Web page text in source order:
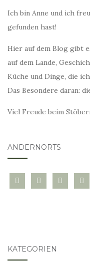
Ich bin Anne und ich
gefunden hast!
Hier auf dem Blog gibt
auf dem Lande,
Küche und Dinge, die
Das Besondere daran:
Viel Freude beim
ANDERNORTS
bloglovininstagramtwitter
KATEGORIEN